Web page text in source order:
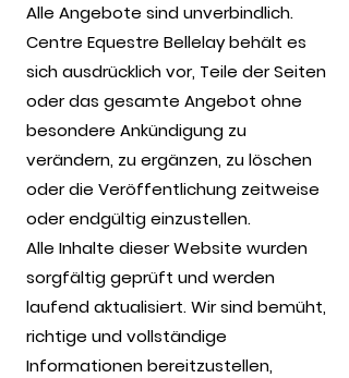
Alle Angebote sind unverbindlich.
Centre Equestre Bellelay behält es
sich ausdrücklich vor, Teile der Seiten
oder das gesamte Angebot ohne
besondere Ankündigung zu
verändern, zu ergänzen, zu löschen
oder die Veröffentlichung zeitweise
oder endgültig einzustellen.
Alle Inhalte dieser Website wurden
sorgfältig geprüft und werden
laufend aktualisiert. Wir sind bemüht,
richtige und vollständige
Informationen bereitzustellen,